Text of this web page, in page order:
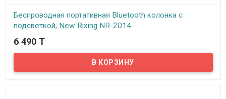
Беспроводная портативная Bluetooth колонка с
подсветкой, New Rixing NR-2014
В наличии
Представляем вам беспроводную портативную Bluetooth
колонку New Rixing NR-2014!
6 490 T